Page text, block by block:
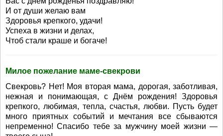
И от души желаю вам
Здоровья крепкого, удачи!
Успеха в жизни и делах,
Чтоб стали краше и богаче!
Милое пожелание маме-свекрови
Свекровь? Нет! Моя вторая мама, дорогая, заботливая,
нежная и понимающая, с Днём рождения! Здоровья
крепкого, любимая, тепла, счастья, любви. Пусть будет
много приятных событий и мечтания все сбываются
непременно! Спасибо тебе за мужчину моей жизни —